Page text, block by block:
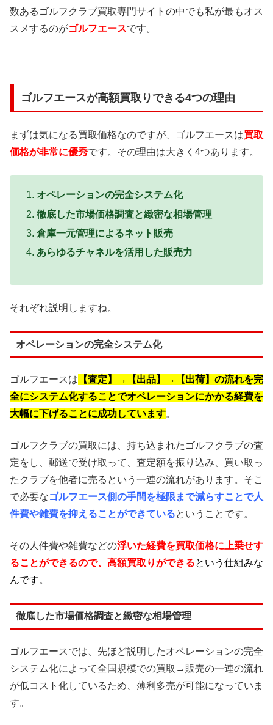
数あるゴルフクラブ買取専門サイトの中でも私が最もオス
スメするのがゴルフエースです。
ゴルフエースが高額買取りできる4つの理由
まずは気になる買取価格なのですが、ゴルフエースは買取
価格が非常に優秀です。その理由は大きく4つあります。
オペレーションの完全システム化
徹底した市場価格調査と緻密な相場管理
倉庫一元管理によるネット販売
あらゆるチャネルを活用した販売力
それぞれ説明しますね。
オペレーションの完全システム化
ゴルフエースは 【査定】→【出品】→【出荷】の流れを完
全にシステム化することでオペレーションにかかる経費を
大幅に下げることに成功しています。
ゴルフクラブの買取には、持ち込まれたゴルフクラブの査
定をし、郵送で受け取って、査定額を振り込み、買い取っ
たクラブを他者に売るという一連の流れがあります。そこ
で必要なゴルフエース側の手間を極限まで減らすことで人
件費や雑費を抑えることができているということです。
その人件費や雑費などの浮いた経費を買取価格に上乗せす
ることができるので、高額買取りができるという仕組みな
んです。
徹底した市場価格調査と緻密な相場管理
ゴルフエースでは、先ほど説明したオペレーションの完全
システム化によって全国規模での買取→販売の一連の流れ
が低コスト化しているため、薄利多売が可能になっていま
す。